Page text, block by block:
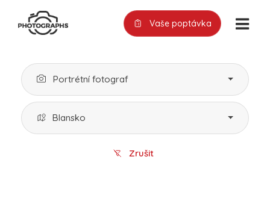
Vaše poptávka
Portrétní fotograf
Blansko
Zrušit